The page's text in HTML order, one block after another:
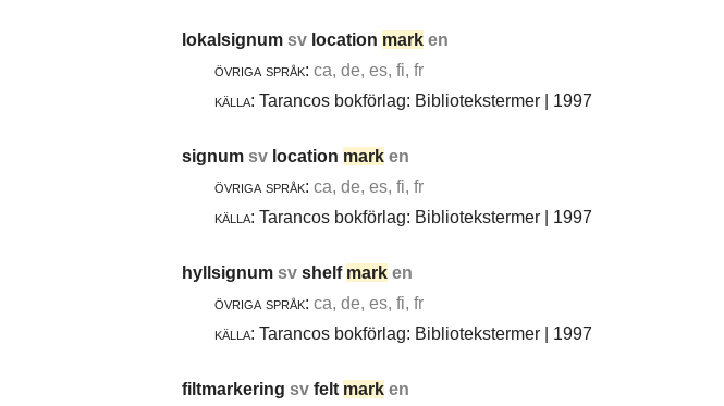
lokalsignum sv location mark en
övriga språk: ca, de, es, fi, fr
källa: Tarancos bokförlag: Bibliotekstermer | 1997
signum sv location mark en
övriga språk: ca, de, es, fi, fr
källa: Tarancos bokförlag: Bibliotekstermer | 1997
hyllsignum sv shelf mark en
övriga språk: ca, de, es, fi, fr
källa: Tarancos bokförlag: Bibliotekstermer | 1997
filtmarkering sv felt mark en